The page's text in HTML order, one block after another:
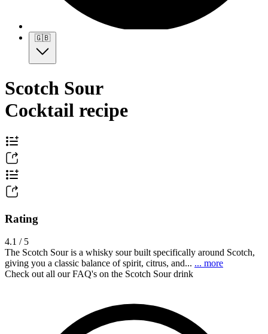
🇬🇧
Scotch Sour
Cocktail recipe
Rating
4.1 / 5
The Scotch Sour is a whisky sour built specifically around Scotch,
giving you a classic balance of spirit, citrus, and... ... more
Check out all our FAQ's on the Scotch Sour drink